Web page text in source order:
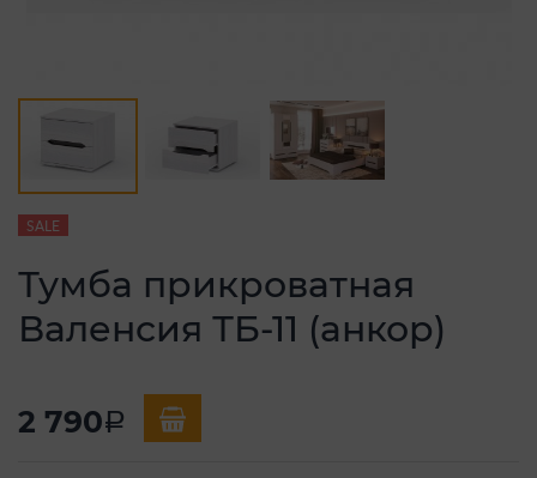
SALE
Тумба прикроватная
Валенсия ТБ-11 (анкор)
2 790a